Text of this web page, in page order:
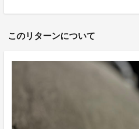
このリターンについて